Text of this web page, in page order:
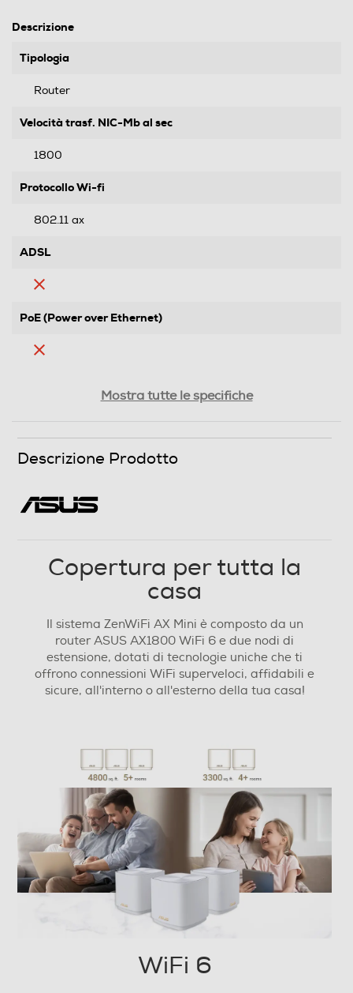
Descrizione
Tipologia
Router
Velocità trasf. NIC-Mb al sec
1800
Protocollo Wi-fi
802.11 ax
ADSL
PoE (Power over Ethernet)
Contenuto della confezione
alimentazione ?Guida Rapida ?Certificato di garanzia ?
Pacchetto viti
Connettività
Powerline (PLC)
VoIP
Mostra tutte le specifiche
Descrizione Prodotto
Copertura per tutta la
casa
Il sistema ZenWiFi AX Mini è composto da un
router ASUS AX1800 WiFi 6 e due nodi di
estensione, dotati di tecnologie uniche che ti
offrono connessioni WiFi superveloci, affidabili e
sicure, all'interno o all'esterno della tua casa!
WiFi 6